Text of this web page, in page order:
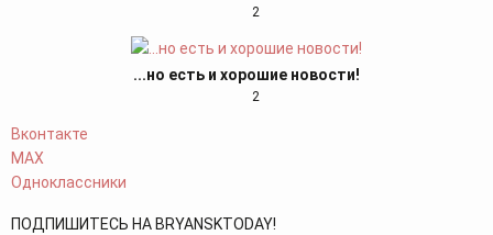
2
...но есть и хорошие новости!
2
Вконтакте
MAX
Одноклассники
ПОДПИШИТЕСЬ НА BRYANSKTODAY!